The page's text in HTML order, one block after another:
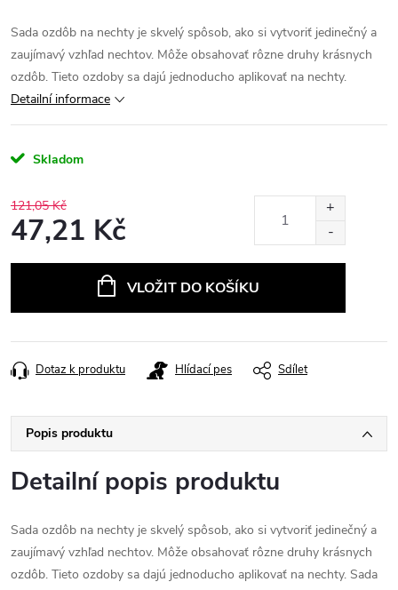
Sada ozdôb na nechty je skvelý spôsob, ako si vytvoriť jedinečný a
zaujímavý vzhľad nechtov. Môže obsahovať rôzne druhy krásnych
ozdôb. Tieto ozdoby sa dajú jednoducho aplikovať na nechty.
Detailní informace
Skladom
121,05 Kč
47,21 Kč
VLOŽIT DO KOŠÍKU
Dotaz k produktu Hlídací pes Sdílet
Popis produktu
Detailní popis produktu
Sada ozdôb na nechty je skvelý spôsob, ako si vytvoriť jedinečný a
zaujímavý vzhľad nechtov. Môže obsahovať rôzne druhy krásnych
ozdôb. Tieto ozdoby sa dajú jednoducho aplikovať na nechty. Sada